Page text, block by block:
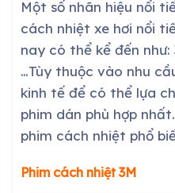
Một số nhãn hiệu nổi
cách nhiệt xe hơi nổi
nay có thể kể đến như:
…Tùy thuộc vào nhu
kinh tế để có thể lựa
phim dán phù hợp
phim cách nhiệt phổ
Phim cách nhiệt 3M